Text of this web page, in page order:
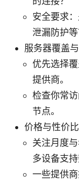
安全要求
泄漏防护等
服务器覆盖
优先选择
提供商。
检查你常
节点。
价格与性价比
关注月度
多设备支持
一些提供